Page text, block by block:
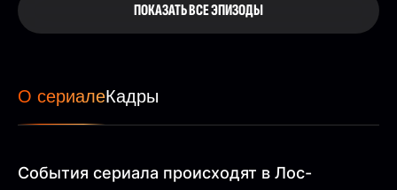
ПОКАЗАТЬ ВСЕ ЭПИЗОДЫ
О сериалеКадры
События сериала происходят в Лос-